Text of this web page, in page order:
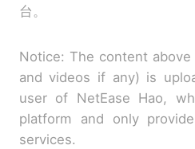
台。
Notice: The content
and videos if any) is
user of NetEase Hao,
platform and only
services.